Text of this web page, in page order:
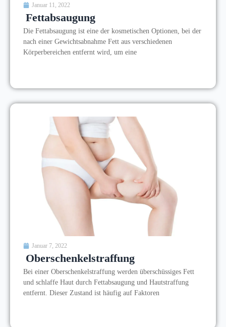
Januar 11, 2022
Fettabsaugung
Die Fettabsaugung ist eine der kosmetischen Optionen, bei der
nach einer Gewichtsabnahme Fett aus verschiedenen
Körperbereichen entfernt wird, um eine
Januar 7, 2022
Oberschenkelstraffung
Bei einer Oberschenkelstraffung werden überschüssiges Fett
und schlaffe Haut durch Fettabsaugung und Hautstraffung
entfernt. Dieser Zustand ist häufig auf Faktoren